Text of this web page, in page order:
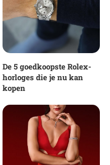
De 5 goedkoopste Rolex-
horloges die je nu kan
kopen